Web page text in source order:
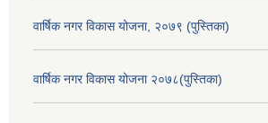
वार्षिक नगर विकास योजना, २०७९ (पुस्तिका)
वार्षिक नगर विकास योजना २०७८(पुस्तिका)